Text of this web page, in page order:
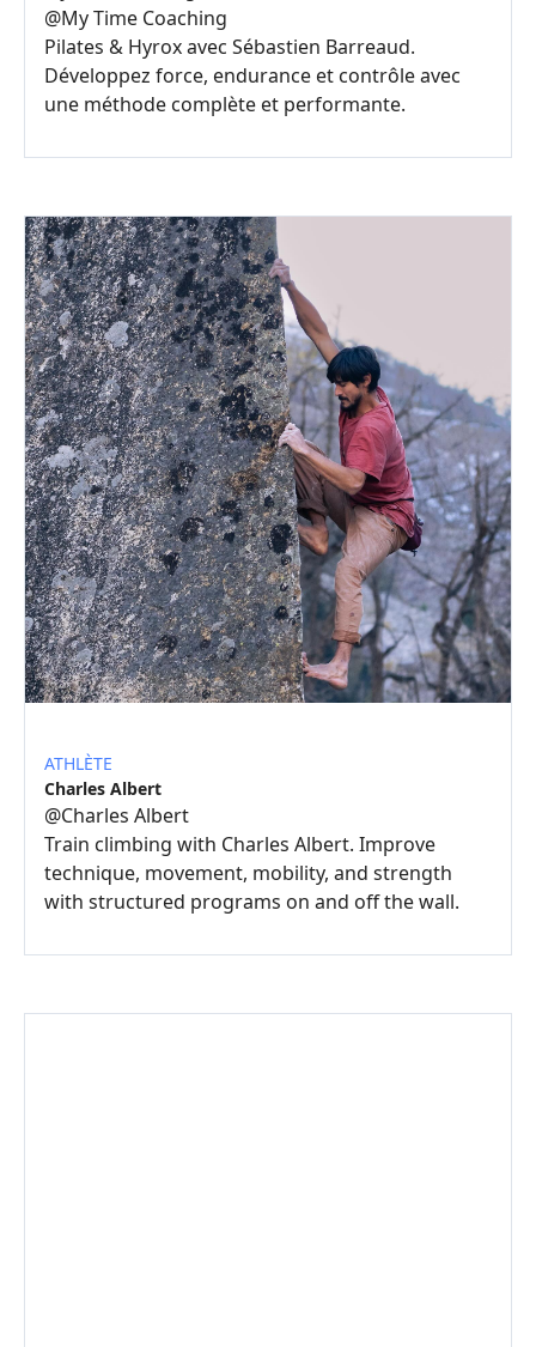
@My Time Coaching
Pilates & Hyrox avec Sébastien Barreaud.
Développez force, endurance et contrôle avec
une méthode complète et performante.
ATHLÈTE
Charles Albert
@Charles Albert
Train climbing with Charles Albert. Improve
technique, movement, mobility, and strength
with structured programs on and off the wall.